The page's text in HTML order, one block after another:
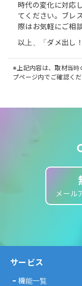
時代の変化に対応
てください。ブレ
際はお気軽にご相
以上、「ダメ出し
※上記内容は、取材当時
プページ内でご確認くだ
メール
サービス
機能一覧